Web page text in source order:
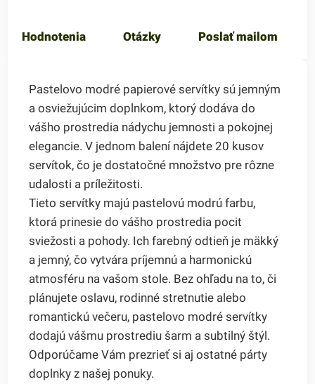
Hodnotenia Otázky Poslať mailom
Pastelovo modré papierové servítky sú jemným
a osviežujúcim doplnkom, ktorý dodáva do
vášho prostredia nádychu jemnosti a pokojnej
elegancie. V jednom balení nájdete 20 kusov
servítok, čo je dostatočné množstvo pre rôzne
udalosti a príležitosti.
Tieto servítky majú pastelovú modrú farbu,
ktorá prinesie do vášho prostredia pocit
sviežosti a pohody. Ich farebný odtieň je mäkký
a jemný, čo vytvára príjemnú a harmonickú
atmosféru na vašom stole. Bez ohľadu na to, či
plánujete oslavu, rodinné stretnutie alebo
romantickú večeru, pastelovo modré servítky
dodajú vášmu prostrediu šarm a subtilný štýl.
Odporúčame Vám prezrieť si aj ostatné párty
doplnky z našej ponuky.